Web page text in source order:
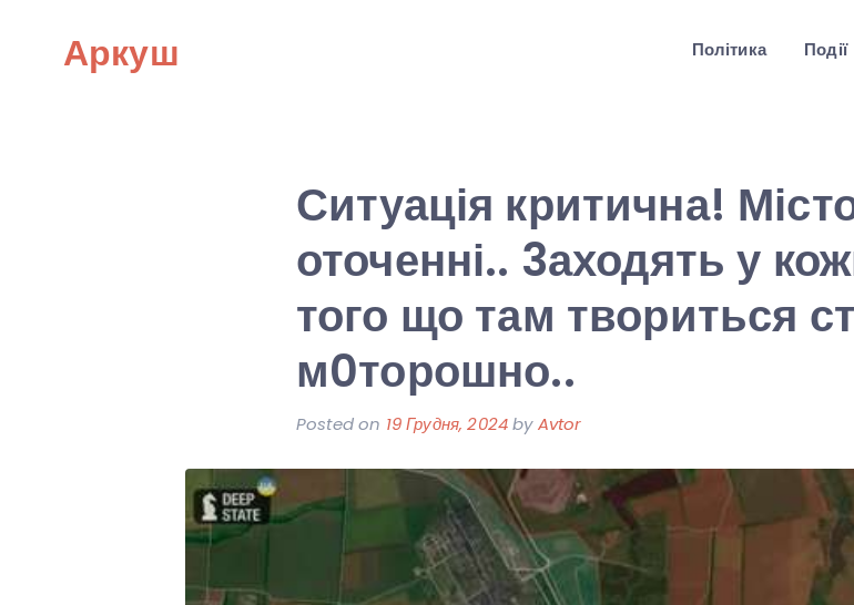
Аркуш Політика Події
Ситуація критична!
оточенні.. 3аходять у
того що там твориться
м0торошно..
Posted on 19 Грудня, 2024byAvtor